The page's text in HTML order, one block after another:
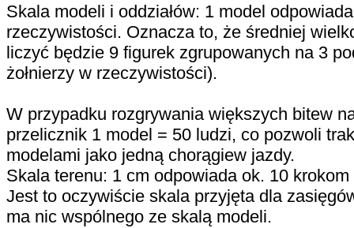
Skala modeli i oddziałów: 1 model
rzeczywistości. Oznacza to, że średniej
liczyć będzie 9 figurek zgrupowanych na 3
żołnierzy w rzeczywistości).
W przypadku rozgrywania większych bitew
przelicznik 1 model = 50 ludzi, co pozwoli
modelami jako jedną chorągiew jazdy.
Skala terenu: 1 cm odpowiada ok. 10
Jest to oczywiście skala przyjęta dla
ma nic wspólnego ze skalą modeli.